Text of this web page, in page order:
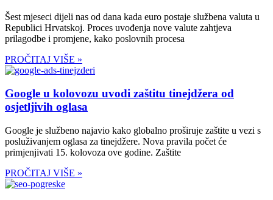
Šest mjeseci dijeli nas od dana kada euro postaje službena valuta u
Republici Hrvatskoj. Proces uvođenja nove valute zahtjeva
prilagodbe i promjene, kako poslovnih procesa
PROČITAJ VIŠE »
Google u kolovozu uvodi zaštitu tinejdžera od
osjetljivih oglasa
Google je službeno najavio kako globalno proširuje zaštite u vezi s
posluživanjem oglasa za tinejdžere. Nova pravila počet će
primjenjivati 15. kolovoza ove godine. Zaštite
PROČITAJ VIŠE »